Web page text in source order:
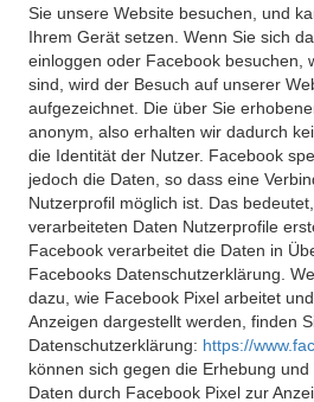
Sie unsere Website besuchen, und
Ihrem Gerät setzen. Wenn Sie sich
einloggen oder Facebook besuchen,
sind, wird der Besuch auf unserer
aufgezeichnet. Die über Sie
anonym, also erhalten wir dadurch
die Identität der Nutzer. Facebook
jedoch die Daten, so dass eine
Nutzerprofil möglich ist. Das
verarbeiteten Daten Nutzerprofile
Facebook verarbeitet die Daten in
Facebooks Datenschutzerklärung.
dazu, wie Facebook Pixel arbeitet
Anzeigen dargestellt werden, finden
Datenschutzerklärung: https://
können sich gegen die Erhebung
Daten durch Facebook Pixel zur